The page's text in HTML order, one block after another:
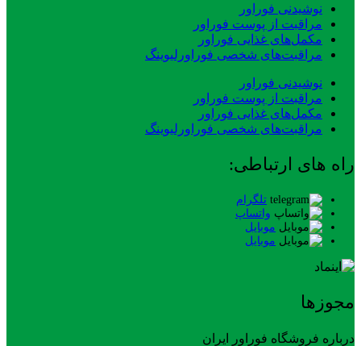
نوشیدنی فوراور
مراقبت از پوست فوراور
مکمل‌های غذایی فوراور
مراقبت‌های شخصی فوراورلیوینگ
نوشیدنی فوراور
مراقبت از پوست فوراور
مکمل‌های غذایی فوراور
مراقبت‌های شخصی فوراورلیوینگ
راه های ارتباطی:
تلگرام
واتساپ
موبایل
موبایل
مجوزها
درباره فروشگاه فوراور ایران